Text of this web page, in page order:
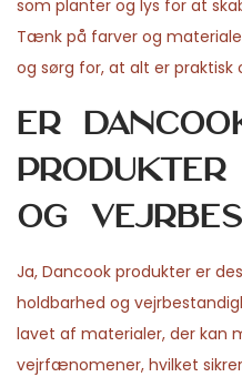
som planter og lys for at
Tænk på farver og
og sørg for, at alt er praktisk
Er
produkter
og
Ja, Dancook produkter er
holdbarhed og
lavet af materialer, der kan
vejrfænomener, hvilket